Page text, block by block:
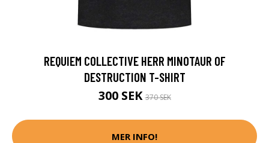
REQUIEM COLLECTIVE HERR MINOTAUR OF
DESTRUCTION T-SHIRT
300 SEK370 SEK
MER INFO!